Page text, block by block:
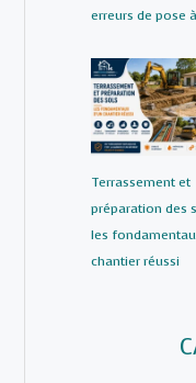
erreurs de pose
Terrassement et
préparation des
les
chantier réussi